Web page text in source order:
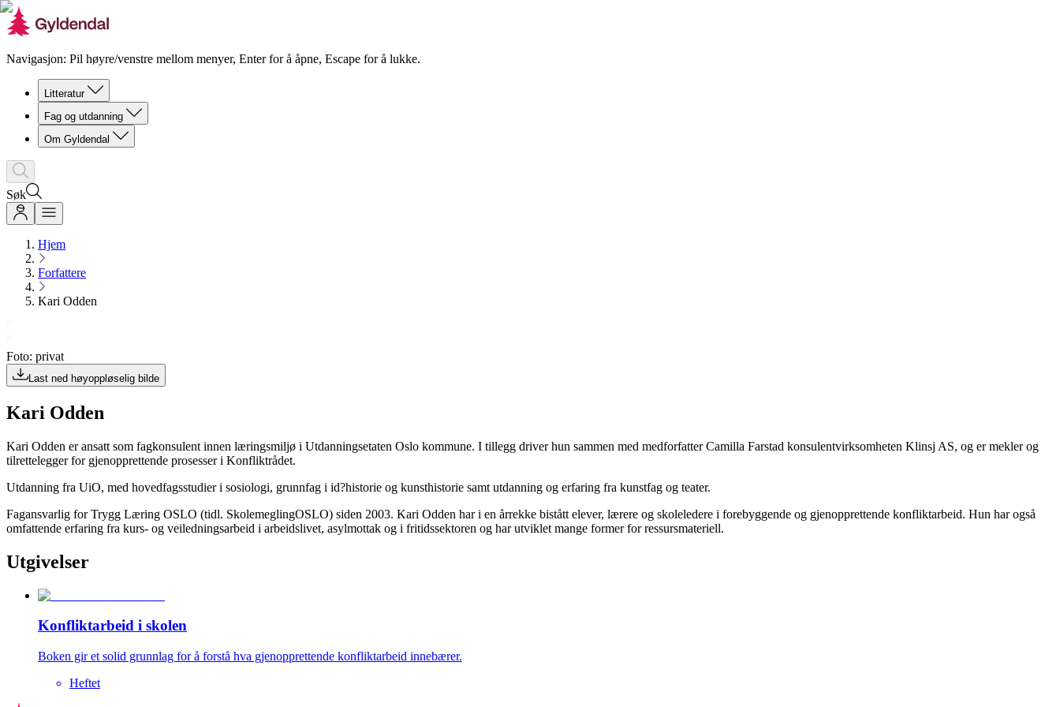
Navigasjon: Pil høyre/venstre mellom menyer, Enter for å åpne, Escape for å lukke.
Litteratur
Fag og utdanning
Om Gyldendal
Søk
Hjem
Forfattere
Kari Odden
Foto: privat
Last ned høyoppløselig bilde
Kari Odden
Kari Odden er ansatt som fagkonsulent innen læringsmiljø i Utdanningsetaten Oslo kommune. I tillegg driver hun sammen med medforfatter Camilla Farstad konsulentvirksomheten Klinsj AS, og er mekler og
tilrettelegger for gjenopprettende prosesser i Konfliktrådet.
Utdanning fra UiO, med hovedfagsstudier i sosiologi, grunnfag i id?historie og kunsthistorie samt utdanning og erfaring fra kunstfag og teater.
Fagansvarlig for Trygg Læring OSLO (tidl. SkolemeglingOSLO) siden 2003. Kari Odden har i en årrekke bistått elever, lærere og skoleledere i forebyggende og gjenopprettende konfliktarbeid. Hun har også
omfattende erfaring fra kurs- og veiledningsarbeid i arbeidslivet, asylmottak og i fritidssektoren og har utviklet mange former for ressursmateriell.
Utgivelser
Konfliktarbeid i skolen
Boken gir et solid grunnlag for å forstå hva gjenopprettende konfliktarbeid innebærer.
Heftet